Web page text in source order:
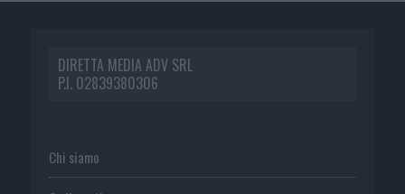
DIRETTA MEDIA ADV SRL
P.I. 02839380306
Chi siamo